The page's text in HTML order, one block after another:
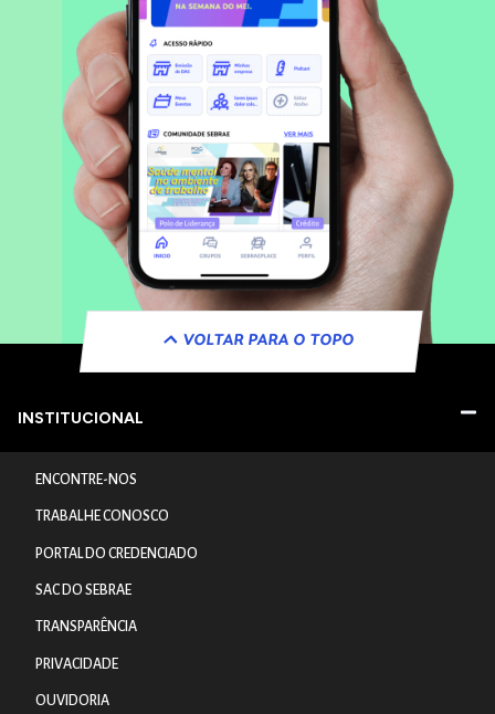
VOLTAR PARA O TOPO
INSTITUCIONAL
ENCONTRE-NOS
TRABALHE CONOSCO
PORTAL DO CREDENCIADO
SAC DO SEBRAE
TRANSPARÊNCIA
PRIVACIDADE
OUVIDORIA